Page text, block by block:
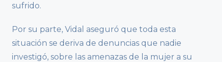
sufrido.
Por su parte, Vidal aseguró que toda esta
situación se deriva de denuncias que nadie
investigó, sobre las amenazas de la mujer a su